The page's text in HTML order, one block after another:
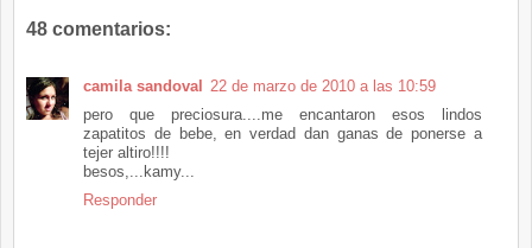
48 comentarios:
camila sandoval
22 de marzo de 2010 a las 10:59
pero que preciosura....me encantaron esos lindos
zapatitos de bebe, en verdad dan ganas de ponerse a
tejer altiro!!!!
besos,...kamy...
Responder